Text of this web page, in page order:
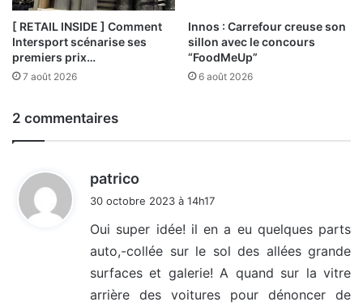
[ RETAIL INSIDE ] Comment
Intersport scénarise ses
premiers prix…
7 août 2026
Innos : Carrefour creuse son
sillon avec le concours
“FoodMeUp”
6 août 2026
2 commentaires
patrico
:
30 octobre 2023 à 14h17
Oui super idée! il en a eu quelques parts
auto,-collée sur le sol des allées grande
surfaces et galerie! A quand sur la vitre
arrière des voitures pour dénoncer de